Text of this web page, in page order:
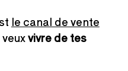
le canal de vente
vivre de tes